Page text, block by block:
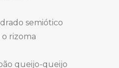
semiótico
o rizoma
queijo-queijo